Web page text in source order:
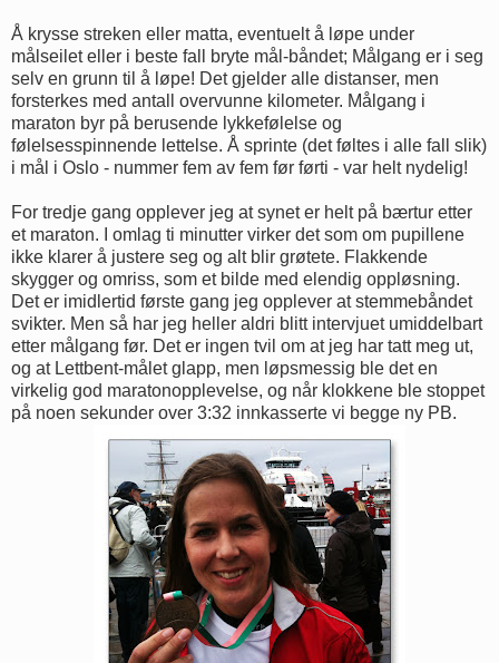
Å krysse streken eller matta, eventuelt å løpe under
målseilet eller i beste fall bryte mål-båndet; Målgang er i seg
selv en grunn til å løpe! Det gjelder alle distanser, men
forsterkes med antall overvunne kilometer. Målgang i
maraton byr på berusende lykkefølelse og
følelsesspinnende lettelse. Å sprinte (det føltes i alle fall slik)
i mål i Oslo - nummer fem av fem før førti - var helt nydelig!
For tredje gang opplever jeg at synet er helt på bærtur etter
et maraton. I omlag ti minutter virker det som om pupillene
ikke klarer å justere seg og alt blir grøtete. Flakkende
skygger og omriss, som et bilde med elendig oppløsning.
Det er imidlertid første gang jeg opplever at stemmebåndet
svikter. Men så har jeg heller aldri blitt intervjuet umiddelbart
etter målgang før. Det er ingen tvil om at jeg har tatt meg ut,
og at Lettbent-målet glapp, men løpsmessig ble det en
virkelig god maratonopplevelse, og når klokkene ble stoppet
på noen sekunder over 3:32 innkasserte vi begge ny PB.